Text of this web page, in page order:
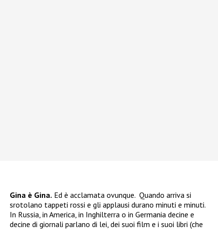
Gina è Gina. Ed è acclamata ovunque. Quando arriva si
srotolano tappeti rossi e gli applausi durano minuti e minuti.
In Russia, in America, in Inghilterra o in Germania decine e
decine di giornali parlano di lei, dei suoi film e i suoi libri (che